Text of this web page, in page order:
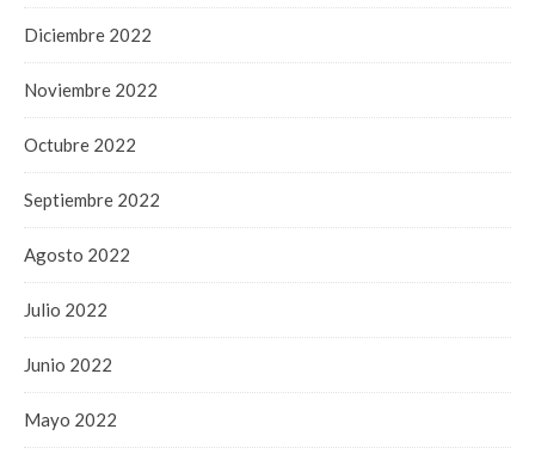
Diciembre 2022
Noviembre 2022
Octubre 2022
Septiembre 2022
Agosto 2022
Julio 2022
Junio 2022
Mayo 2022